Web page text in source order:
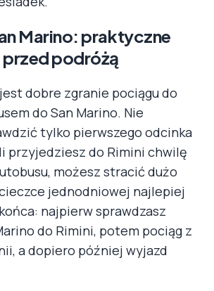
Marino: praktyczne
podróżą
dobre zgranie pociągu do
do San Marino. Nie
tylko pierwszego odcinka
przyjedziesz do Rimini chwilę
możesz stracić dużo
jednodniowej najlepiej
najpierw sprawdzasz
do Rimini, potem pociąg z
a dopiero później wyjazd